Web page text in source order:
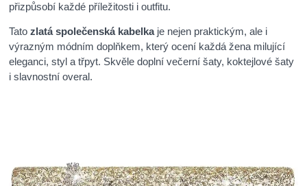
přizpůsobí každé příležitosti i outfitu.
Tatozlatá společenská kabelkaje nejen praktickým, ale i
výrazným módním doplňkem, který ocení každá žena milující
eleganci, styl a třpyt. Skvěle doplní večerní šaty, koktejlové šaty
i slavnostní overal.